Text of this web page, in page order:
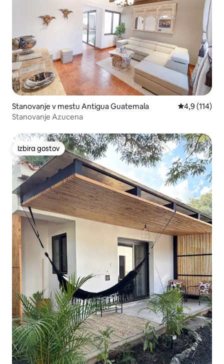
Stanovanje v mestu Antigua Guatemala Povprečna
4,9 (114)
Stanovanje Azucena
Izbira gostov
Izbira gostov